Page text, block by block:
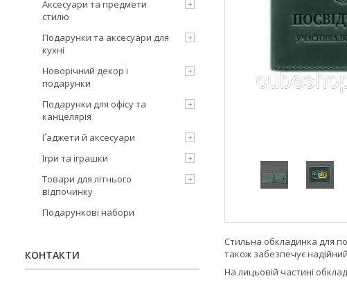
Стильна обкладинка для
також забезпечує
На лицьовій частині
Аксесуари та предмети
стилю
Подарунки та аксесуари для
кухні
Новорічний декор і
подарунки
Подарунки для офісу та
канцелярія
Ґаджети й аксесуари
Ігри та іграшки
Товари для літнього
відпочинку
Подарункові набори
КОНТАКТИ